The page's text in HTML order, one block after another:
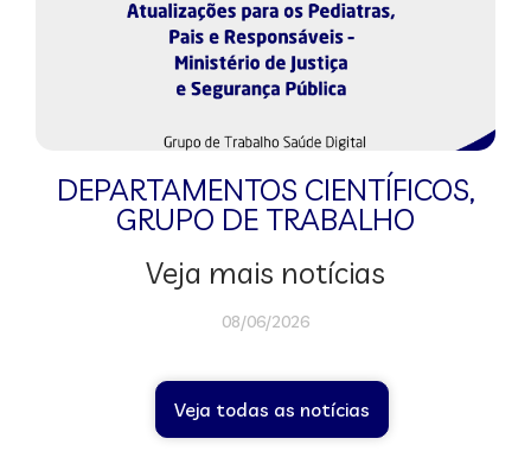
DEPARTAMENTOS CIENTÍFICOS,
GRUPO DE TRABALHO
Veja mais notícias
08/06/2026
Veja todas as notícias